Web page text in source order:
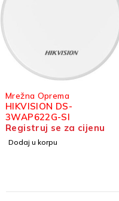
Mrežna Oprema
HIKVISION DS-
3WAP622G-SI
Registruj se za cijenu
Dodaj u korpu